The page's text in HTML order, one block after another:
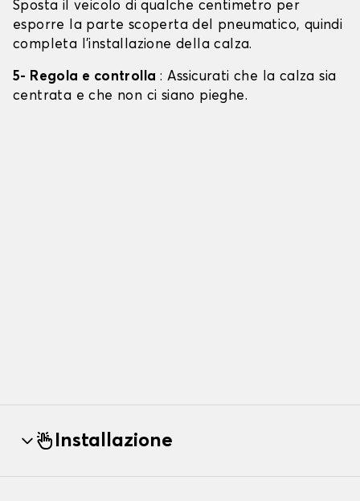
Sposta il veicolo di qualche centimetro per
esporre la parte scoperta del pneumatico, quindi
completa l'installazione della calza.
5- Regola e controlla : Assicurati che la calza sia
centrata e che non ci siano pieghe.
Installazione